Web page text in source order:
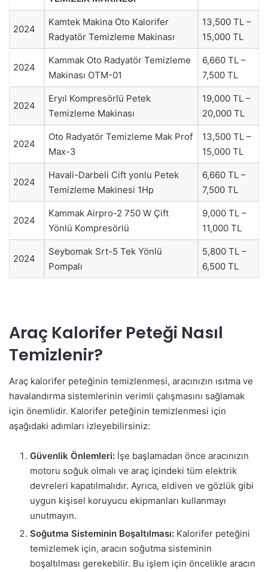
2024
Kamtek Makina Oto Kalorifer
Radyatör Temizleme Makinası
13,500 TL –
15,000 TL
2024
Kammak Oto Radyatör Temizleme
Makinası OTM-01
6,660 TL –
7,500 TL
2024
Eryıl Kompresörlü Petek
Temizleme Makinası
19,000 TL –
20,000 TL
2024
Oto Radyatör Temizleme Mak Prof
Max-3
13,500 TL –
15,000 TL
2024
Havali-Darbeli Cift yonlu Petek
Temizleme Makinesi 1Hp
6,660 TL –
7,500 TL
2024
Kammak Airpro-2 750 W Çift
Yönlü Kompresörlü
9,000 TL –
11,000 TL
2024
Seybomak Srt-5 Tek Yönlü
Pompalı
5,800 TL –
6,500 TL
Araç Kalorifer Peteği Nasıl
Temizlenir?
Araç kalorifer peteğinin temizlenmesi, aracınızın ısıtma ve
havalandırma sistemlerinin verimli çalışmasını sağlamak
için önemlidir. Kalorifer peteğinin temizlenmesi için
aşağıdaki adımları izleyebilirsiniz:
Güvenlik Önlemleri: İşe başlamadan önce aracınızın
motoru soğuk olmalı ve araç içindeki tüm elektrik
devreleri kapatılmalıdır. Ayrıca, eldiven ve gözlük gibi
uygun kişisel koruyucu ekipmanları kullanmayı
unutmayın.
Soğutma Sisteminin Boşaltılması: Kalorifer peteğini
temizlemek için, aracın soğutma sisteminin
boşaltılması gerekebilir. Bu işlem için öncelikle aracın